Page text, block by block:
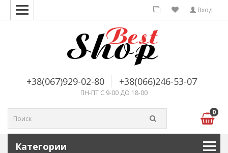
Вход
+38(067)929-02-80 +38(066)246-53-07
ПН-ПТ С 9-00 ДО 18-00
0
Категории